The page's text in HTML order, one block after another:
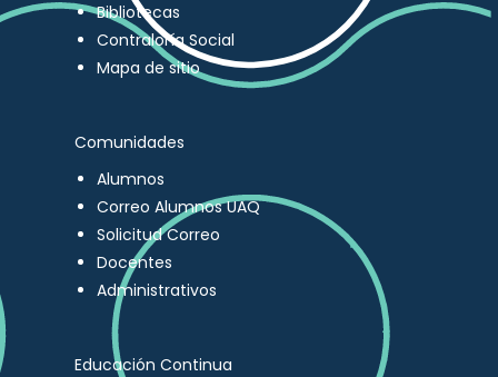
Bibliotecas
Contraloría Social
Mapa de sitio
Comunidades
Alumnos
Correo Alumnos UAQ
Solicitud Correo
Docentes
Administrativos
Educación Continua